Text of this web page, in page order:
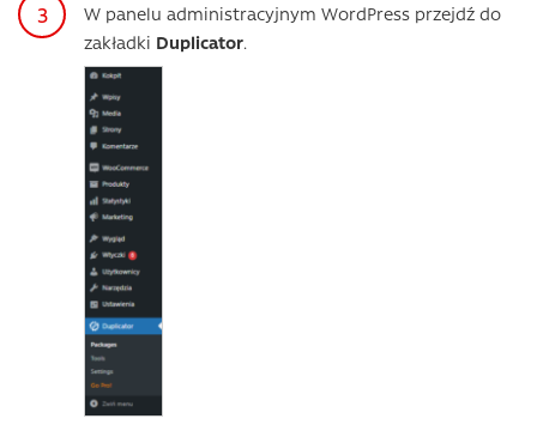
W panelu administracyjnym WordPress przejdź do
zakładki Duplicator.